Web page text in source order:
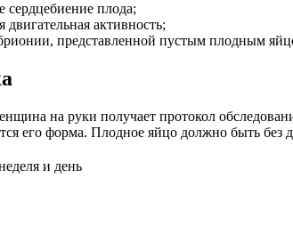
сердцебиение плода;
двигательная активность;
представленной пустым плодным
на руки получает протокол
его форма. Плодное яйцо должно быть
и день